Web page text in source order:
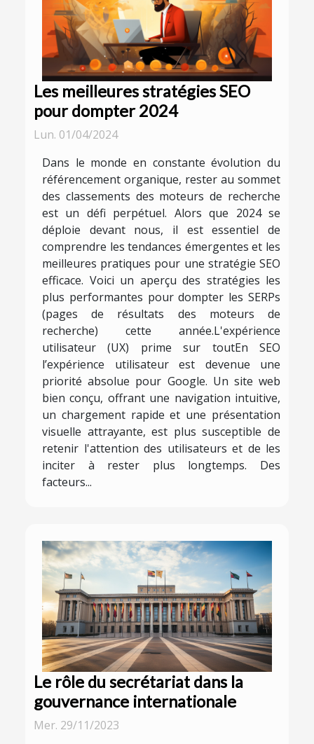
Les meilleures stratégies SEO
pour dompter 2024
Lun. 01/04/2024
Dans le monde en constante évolution du
référencement organique, rester au sommet
des classements des moteurs de recherche
est un défi perpétuel. Alors que 2024 se
déploie devant nous, il est essentiel de
comprendre les tendances émergentes et les
meilleures pratiques pour une stratégie SEO
efficace. Voici un aperçu des stratégies les
plus performantes pour dompter les SERPs
(pages de résultats des moteurs de
recherche) cette année.L'expérience
utilisateur (UX) prime sur toutEn SEO
l’expérience utilisateur est devenue une
priorité absolue pour Google. Un site web
bien conçu, offrant une navigation intuitive,
un chargement rapide et une présentation
visuelle attrayante, est plus susceptible de
retenir l'attention des utilisateurs et de les
inciter à rester plus longtemps. Des
facteurs...
Le rôle du secrétariat dans la
gouvernance internationale
Mer. 29/11/2023